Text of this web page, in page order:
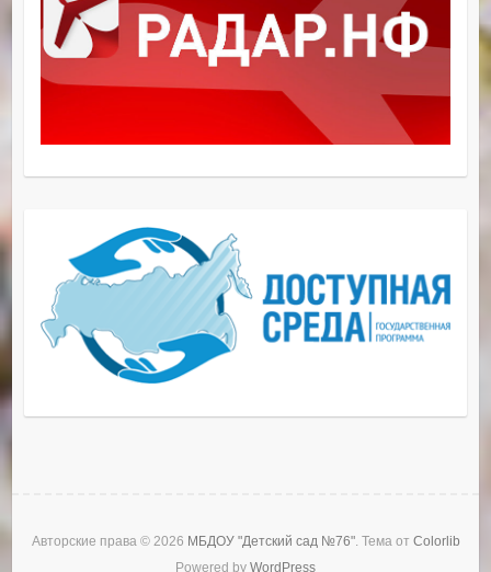
Авторские права © 2026 МБДОУ "Детский сад №76". Тема от Colorlib
Powered by WordPress